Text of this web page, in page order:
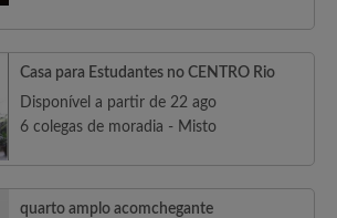
Casa para Estudantes no CENTRO Rio
Disponível a partir de 22 ago
6 colegas de moradia - Misto
quarto amplo acomchegante